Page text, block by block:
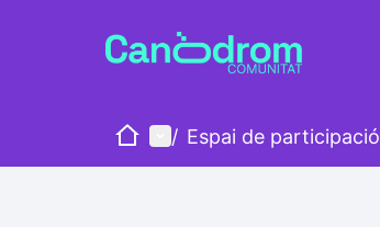
HomeMain menu
/ Espai de participació